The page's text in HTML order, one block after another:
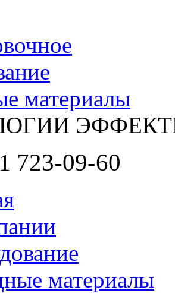
материалы
723-09-60
материалы